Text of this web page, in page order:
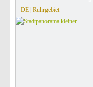
DE | Ruhrgebiet